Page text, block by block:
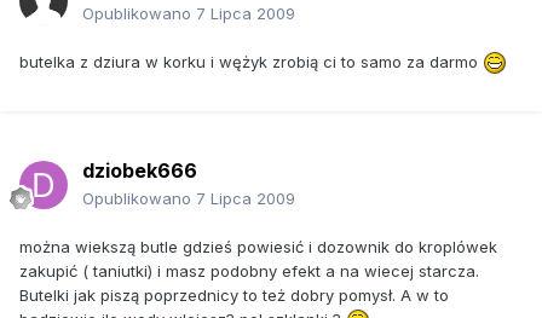
Opublikowano 7 Lipca 2009
butelka z dziura w korku i wężyk zrobią ci to samo za darmo
dziobek666
Opublikowano 7 Lipca 2009
można wiekszą butle gdzieś powiesić i dozownik do kroplówek
zakupić ( taniutki) i masz podobny efekt a na wiecej starcza.
Butelki jak piszą poprzednicy to też dobry pomysł. A w to